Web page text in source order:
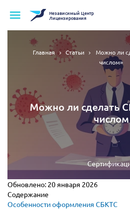
НезависимыйЦентр
Лицензирования
Главная Статьи
Можно ли
числом»
Можно ли сделать
числом
Обновлено: 20 января 2026
Содержание
Особенности оформления СБКТС